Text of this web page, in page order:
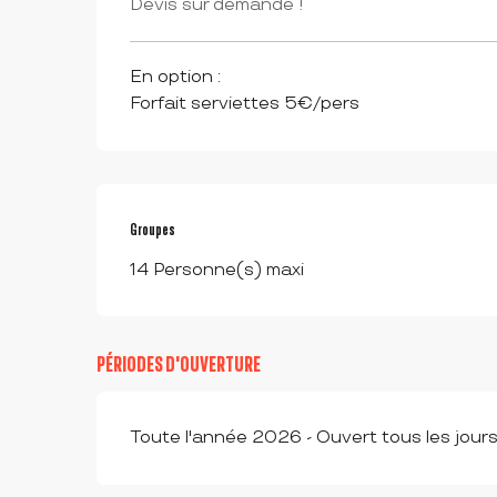
Devis sur demande !
En option :
Forfait serviettes 5€/pers
Groupes
Groupes
14 Personne(s) maxi
PÉRIODES D'OUVERTURE
Toute l'année 2026 - Ouvert tous les